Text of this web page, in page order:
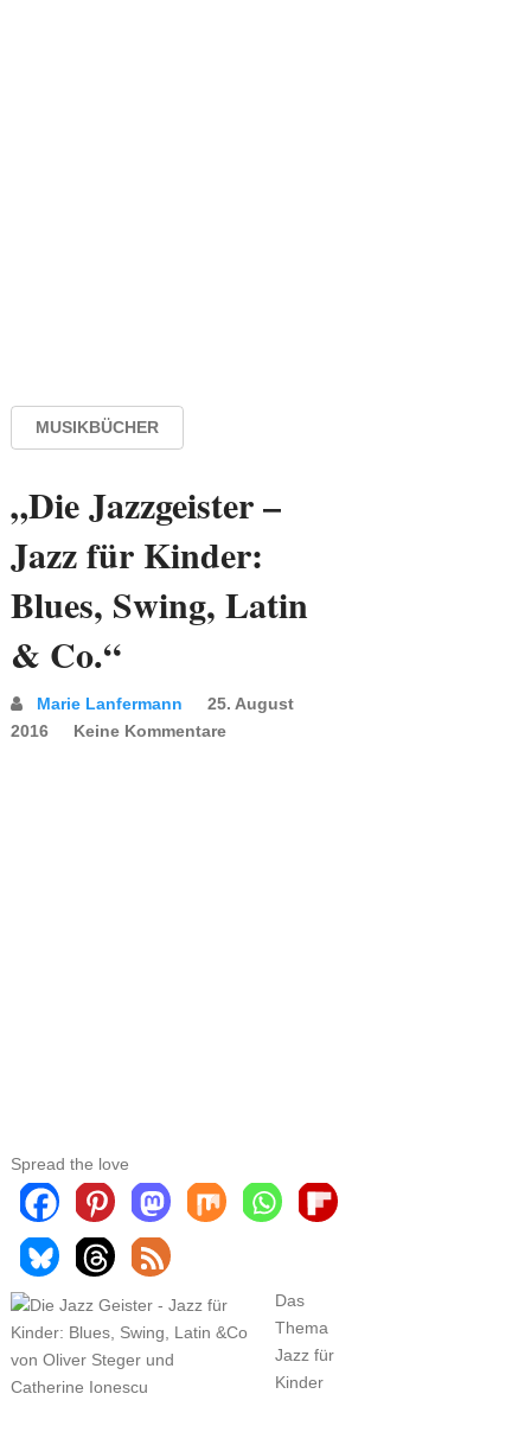
MUSIKBÜCHER
„Die Jazzgeister –
Jazz für Kinder:
Blues, Swing, Latin
& Co.“
Marie Lanfermann
25. August
2016
Keine Kommentare
Spread the love
Das
Thema
Jazz für
Kinder